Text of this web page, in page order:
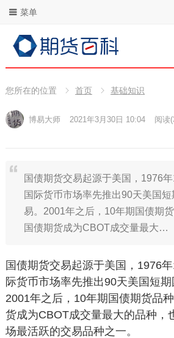
菜单
您所在的位置 首页 基础知识
博易大师 2021年3月30日 10:04 阅读
国债期货交易起源于美国，1976
国际货币市场率先推出90天美国
易。2001年之后，10年期国债期
国债期货成为CBOT成交量最大…
国债期货交易起源于美国，1976
际货币市场率先推出90天美国短期
2001年之后，10年期国债期货品
货成为CBOT成交量最大的品种，
场最活跃的交易品种之一。